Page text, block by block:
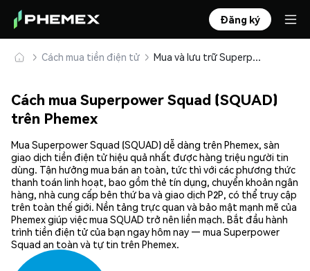
Đăng ký
Cách mua tiền điện tử Mua và lưu trữ Superpower Squad (SQUAD) an toàn
Cách mua Superpower Squad (SQUAD)
trên Phemex
Mua Superpower Squad (SQUAD) dễ dàng trên Phemex, sàn
giao dịch tiền điện tử hiệu quả nhất được hàng triệu người tin
dùng. Tận hưởng mua bán an toàn, tức thì với các phương thức
thanh toán linh hoạt, bao gồm thẻ tín dụng, chuyển khoản ngân
hàng, nhà cung cấp bên thứ ba và giao dịch P2P, có thể truy cập
trên toàn thế giới. Nền tảng trực quan và bảo mật mạnh mẽ của
Phemex giúp việc mua SQUAD trở nên liền mạch. Bắt đầu hành
trình tiền điện tử của bạn ngay hôm nay — mua Superpower
Squad an toàn và tự tin trên Phemex.